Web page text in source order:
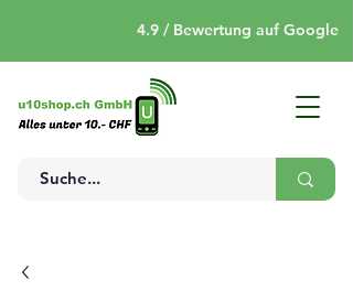
4.9 / Bewertung auf Google